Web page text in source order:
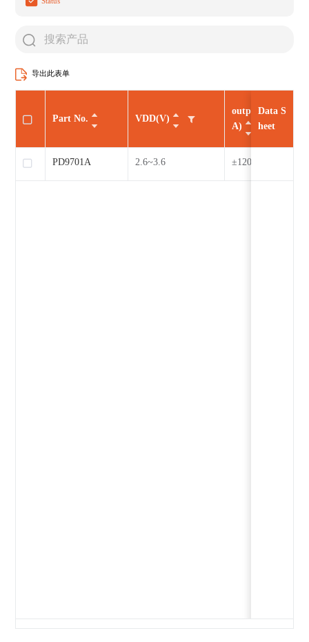
导出此表单
VDD(V)
output current(m
A)
2.6~3.6
Part No.
PD9701A
Data S
heet